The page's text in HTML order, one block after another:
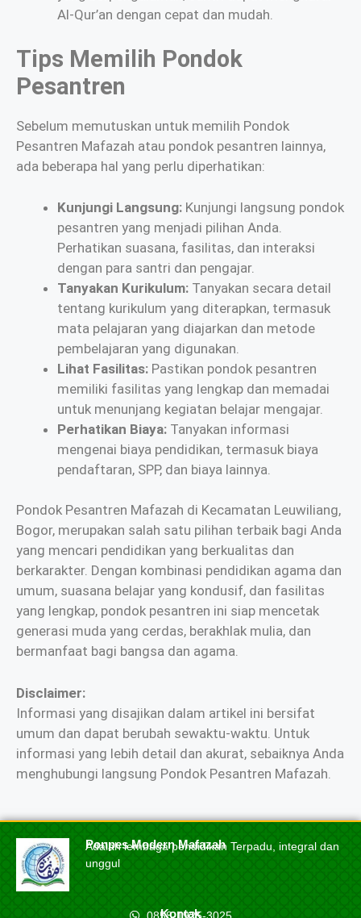
Al-Qur’an dengan cepat dan mudah.
Tips Memilih Pondok
Pesantren
Sebelum memutuskan untuk memilih Pondok
Pesantren Mafazah atau pondok pesantren lainnya,
ada beberapa hal yang perlu diperhatikan:
Kunjungi Langsung: Kunjungi langsung pondok
pesantren yang menjadi pilihan Anda.
Perhatikan suasana, fasilitas, dan interaksi
dengan para santri dan pengajar.
Tanyakan Kurikulum: Tanyakan secara detail
tentang kurikulum yang diterapkan, termasuk
mata pelajaran yang diajarkan dan metode
pembelajaran yang digunakan.
Lihat Fasilitas: Pastikan pondok pesantren
memiliki fasilitas yang lengkap dan memadai
untuk menunjang kegiatan belajar mengajar.
Perhatikan Biaya: Tanyakan informasi
mengenai biaya pendidikan, termasuk biaya
pendaftaran, SPP, dan biaya lainnya.
Pondok Pesantren Mafazah di Kecamatan Leuwiliang,
Bogor, merupakan salah satu pilihan terbaik bagi Anda
yang mencari pendidikan yang berkualitas dan
berkarakter. Dengan kombinasi pendidikan agama dan
umum, suasana belajar yang kondusif, dan fasilitas
yang lengkap, pondok pesantren ini siap mencetak
generasi muda yang cerdas, berakhlak mulia, dan
bermanfaat bagi bangsa dan agama.
Disclaimer:
Informasi yang disajikan dalam artikel ini bersifat
umum dan dapat berubah sewaktu-waktu. Untuk
informasi yang lebih detail dan akurat, sebaiknya Anda
menghubungi langsung Pondok Pesantren Mafazah.
Ponpes Modern Mafazah
Adalah lembaga pendidikan Terpadu, integral dan
unggul
Kontak
0858-1925-3025